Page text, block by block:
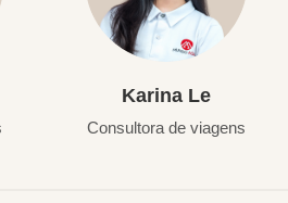
Karina Le
Consultora de viagens